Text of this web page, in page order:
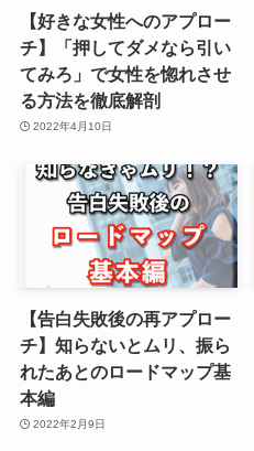
【好きな女性へのアプロー
チ】「押してダメなら引い
てみろ」で女性を惚れさせ
る方法を徹底解剖
2022年4月10日
【告白失敗後の再アプロー
チ】知らないとムリ、振ら
れたあとのロードマップ基
本編
2022年2月9日